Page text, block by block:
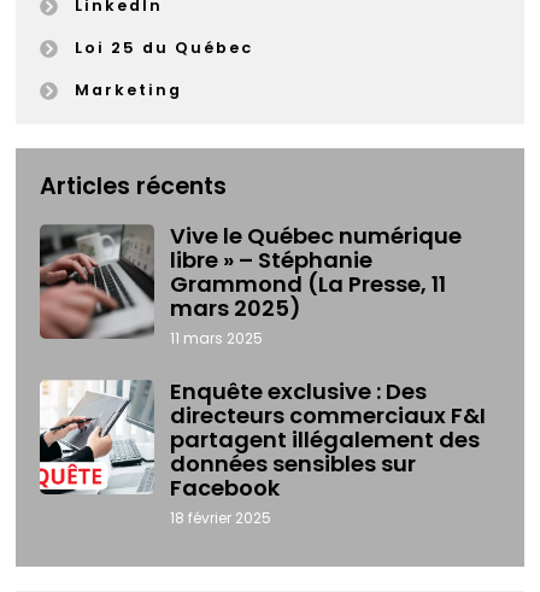
LinkedIn
Loi 25 du Québec
Marketing
Articles récents
Vive le Québec numérique
libre » – Stéphanie
Grammond (La Presse, 11
mars 2025)
11 mars 2025
Enquête exclusive : Des
directeurs commerciaux F&I
partagent illégalement des
données sensibles sur
Facebook
18 février 2025